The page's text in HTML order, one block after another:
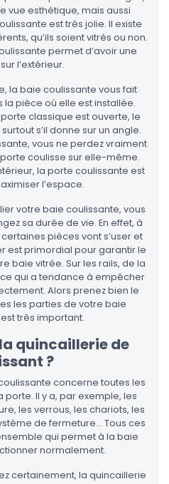
vue esthétique, mais aussi
est très jolie. Il existe
qu’ils soient vitrés ou non.
permet d’avoir une
l’extérieur.
la baie coulissante vous fait
la pièce où elle est installée.
classique est ouverte, le
s’il donne sur un angle.
vous ne perdez vraiment
coulisse sur elle-même.
la porte coulissante est
l’espace.
votre baie coulissante, vous
sa durée de vie. En effet, à
pièces vont s’user et
est primordial pour garantir le
baie vitrée. Sur les rails, de la
qui a tendance à empêcher
Alors prenez bien le
les parties de votre baie
très important.
quincaillerie de
?
concerne toutes les
Il y a, par exemple, les
les verrous, les chariots, les
de fermeture… Tous ces
qui permet à la baie
normalement.
certainement, la quincaillerie